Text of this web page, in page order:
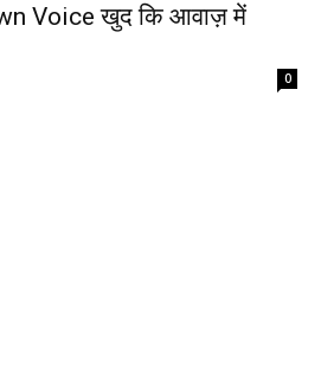
Voice खुद कि आवाज़ में
0